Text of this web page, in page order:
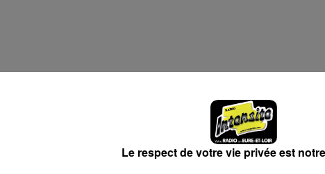
Le respect de votre vie privée est